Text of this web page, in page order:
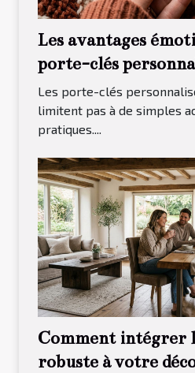
Les avantages
porte-clés
photos
Les porte-clés
limitent pas à de simples
pratiques....
Comment intégrer
robuste à votre